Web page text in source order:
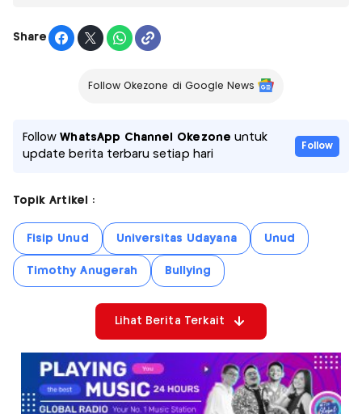
Share
Follow Okezone di Google News
FollowWhatsApp Channel Okezone untuk
update berita terbaru setiap hari
Follow
Topik Artikel :
Fisip Unud Universitas Udayana Unud
Timothy Anugerah Bullying
Lihat Berita Terkait